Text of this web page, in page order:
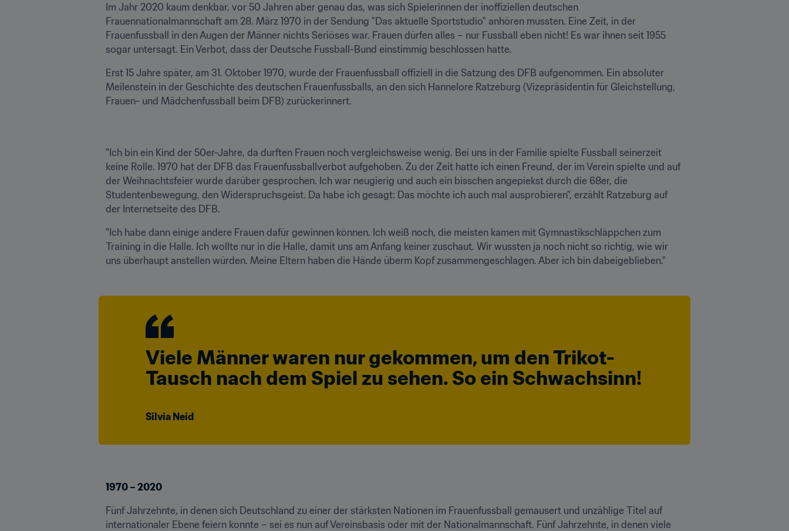
Im Jahr 2020 kaum denkbar, vor 50 Jahren aber genau das, was sich Spielerinnen der inoffiziellen deutschen
Frauennationalmannschaft am 28. März 1970 in der Sendung "Das aktuelle Sportstudio" anhören mussten. Eine Zeit, in der
Frauenfussball in den Augen der Männer nichts Seriöses war. Frauen dürfen alles – nur Fussball eben nicht! Es war ihnen seit 1955
sogar untersagt. Ein Verbot, dass der Deutsche Fussball-Bund einstimmig beschlossen hatte.
Erst 15 Jahre später, am 31. Oktober 1970, wurde der Frauenfussball offiziell in die Satzung des DFB aufgenommen. Ein absoluter
Meilenstein in der Geschichte des deutschen Frauenfussballs, an den sich Hannelore Ratzeburg (Vizepräsidentin für Gleichstellung,
Frauen- und Mädchenfussball beim DFB) zurückerinnert.
"Ich bin ein Kind der 50er-Jahre, da durften Frauen noch vergleichsweise wenig. Bei uns in der Familie spielte Fussball seinerzeit
keine Rolle. 1970 hat der DFB das Frauenfussballverbot aufgehoben. Zu der Zeit hatte ich einen Freund, der im Verein spielte und auf
der Weihnachtsfeier wurde darüber gesprochen. Ich war neugierig und auch ein bisschen angepiekst durch die 68er, die
Studentenbewegung, den Widerspruchsgeist. Da habe ich gesagt: Das möchte ich auch mal ausprobieren", erzählt Ratzeburg auf
der Internetseite des DFB.
"Ich habe dann einige andere Frauen dafür gewinnen können. Ich weiß noch, die meisten kamen mit Gymnastikschläppchen zum
Training in die Halle. Ich wollte nur in die Halle, damit uns am Anfang keiner zuschaut. Wir wussten ja noch nicht so richtig, wie wir
uns überhaupt anstellen würden. Meine Eltern haben die Hände überm Kopf zusammengeschlagen. Aber ich bin dabeigeblieben."
Viele Männer waren nur gekommen, um den Trikot-
Tausch nach dem Spiel zu sehen. So ein Schwachsinn!
Silvia Neid
1970 – 2020
Fünf Jahrzehnte, in denen sich Deutschland zu einer der stärksten Nationen im Frauenfussball gemausert und unzählige Titel auf
internationaler Ebene feiern konnte – sei es nun auf Vereinsbasis oder mit der Nationalmannschaft. Fünf Jahrzehnte, in denen viele